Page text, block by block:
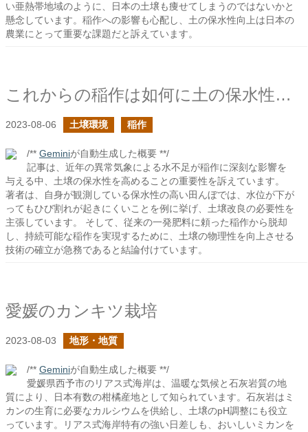
い亜熱帯地域のように、日本の土壌も痩せてしまうのではないかと
懸念しています。稲作への影響も心配し、土の保水性向上は日本の
農業にとって重要な課題だと訴えています。
これからの稲作は如何に土の保水性を向上するかになるはず
2023-08-06 土壌環境 稲作
/** Geminiが自動生成した概要 **/
記事は、近年の異常気象による水不足が稲作に深刻な影響を
与える中、土壌の保水性を高めることの重要性を訴えています。
著者は、自身が観測している保水性の高い田んぼでは、水位が下が
ってもひび割れが起きにくいことを例に挙げ、土壌改良の必要性を
主張しています。 そして、従来の一発肥料に頼った稲作から脱却
し、持続可能な稲作を実現するために、土壌の物理性を向上させる
技術の確立が急務であると結論付けています。
愛媛のカンキツ栽培
2023-08-03 地形・地質
/** Geminiが自動生成した概要 **/
愛媛県西予市のリアス式海岸は、温暖な気候と石灰岩質の地
質により、日本有数の柑橘産地として知られています。石灰岩はミ
カンの生育に必要なカルシウムを供給し、土壌のpH調整にも役立
っています。リアス式海岸特有の強い日差しも、おいしいミカンを